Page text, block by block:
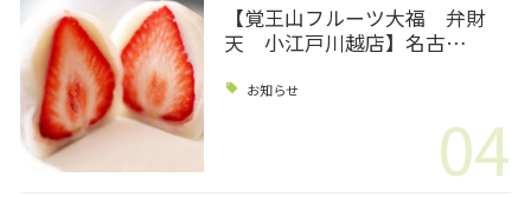
【覚王山フルーツ大福 弁財
天 小江戸川越店】名古…
お知らせ
04